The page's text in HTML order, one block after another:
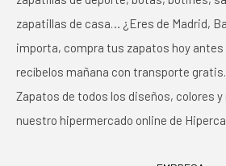
zapatillas de casa… ¿Eres de Madrid,
importa, compra tus zapatos hoy antes
recíbelos mañana con transporte gratis.
Zapatos de todos los diseños, colores
nuestro hipermercado online de